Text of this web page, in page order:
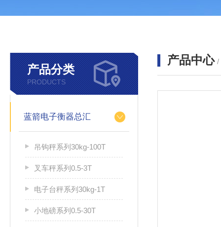
产品分类
PRODUCTS
蓝箭电子衡器总汇
吊钩秤系列30kg-100T
叉车秤系列0.5-3T
电子台秤系列30kg-1T
小地磅系列0.5-30T
产品中心 /